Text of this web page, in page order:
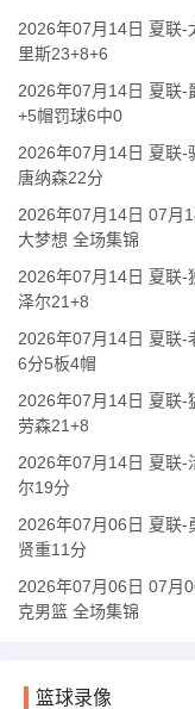
2026年07月14日 夏联-
里斯23+8+6
2026年07月14日 夏联-
+5帽罚球6中0
2026年07月14日 夏联-
唐纳森22分
2026年07月14日 07月
大梦想 全场集锦
2026年07月14日 夏联-
泽尔21+8
2026年07月14日 夏联-
6分5板4帽
2026年07月14日 夏联-
劳森21+8
2026年07月14日 夏联-
尔19分
2026年07月06日 夏联-
贤重11分
2026年07月06日 07月
克男篮 全场集锦
篮球录像